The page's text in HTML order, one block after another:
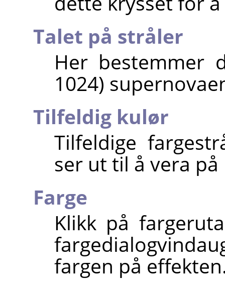
Talet på stråler
Her bestemmer
1024)
Tilfeldig kulør
Tilfeldige
ser ut til å vera på
Farge
Klikk på
fargen på